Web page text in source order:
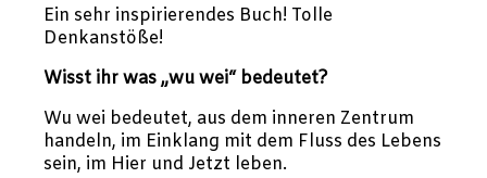
Ein sehr inspirierendes Buch! Tolle
Denkanstöße!
Wisst ihr was „wu wei“ bedeutet?
Wu wei bedeutet, aus dem inneren Zentrum
handeln, im Einklang mit dem Fluss des Lebens
sein, im Hier und Jetzt leben.